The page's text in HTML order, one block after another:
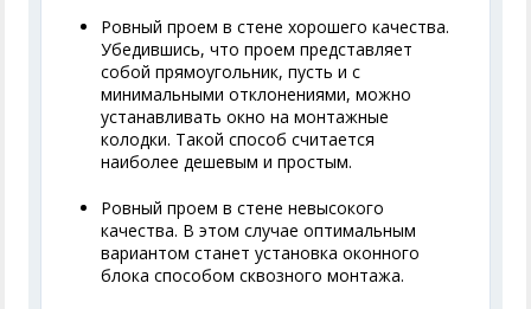
Ровный проем в стене хорошего качества.
Убедившись, что проем представляет
собой прямоугольник, пусть и с
минимальными отклонениями, можно
устанавливать окно на монтажные
колодки. Такой способ считается
наиболее дешевым и простым.
Ровный проем в стене невысокого
качества. В этом случае оптимальным
вариантом станет установка оконного
блока способом сквозного монтажа.